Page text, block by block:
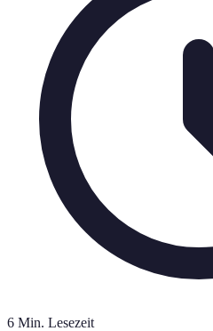
6 Min. Lesezeit